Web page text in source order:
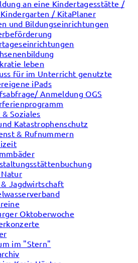
an eine Kindertagesstätte /
/ KitaPlaner
und Bildungseinrichtungen
leben
für im Unterricht genutzte
iPads
Anmeldung OGS
Soziales
Katastrophenschutz
& Rufnummern
& Jagdwirtschaft
Oktoberwoche
im "Stern"